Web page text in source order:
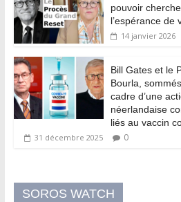
pouvoir
l’espérance de
14 janvier 2026
Bill Gates et le
Bourla,
cadre d’une
néerlandaise
liés au vaccin
31 décembre 2025 0
SOROS WATCH